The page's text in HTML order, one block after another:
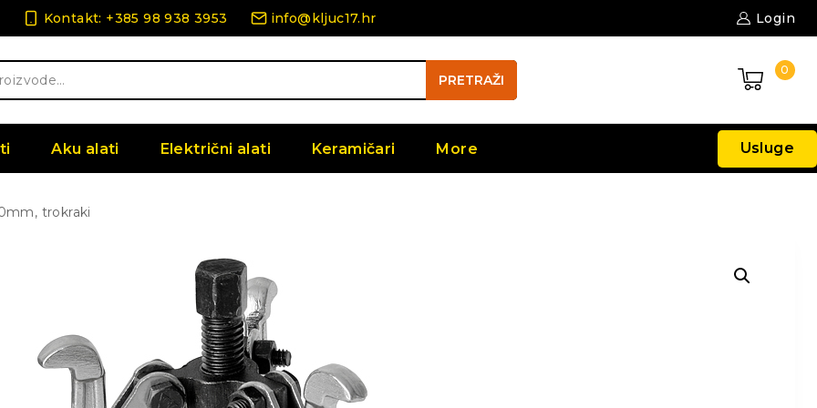
Kontakt: +385 98 938 3953 info@kljuc17.hr Login
PRETRAŽI
0
Aku alati Električni alati Keramičari More Usluge
trokraki